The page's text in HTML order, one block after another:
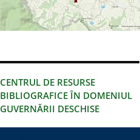
CENTRUL DE RESURSE
BIBLIOGRAFICE ÎN DOMENIUL
GUVERNĂRII DESCHISE